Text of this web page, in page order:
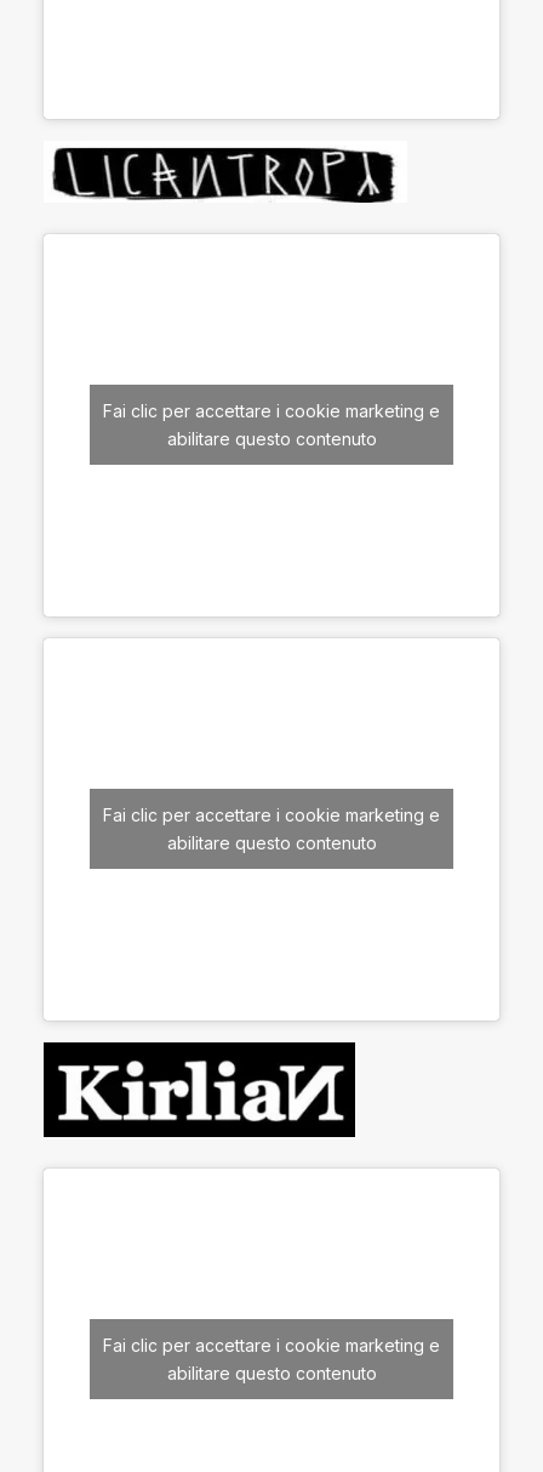
Fai clic per accettare i cookie marketing e
abilitare questo contenuto
Fai clic per accettare i cookie marketing e
abilitare questo contenuto
Fai clic per accettare i cookie marketing e
abilitare questo contenuto